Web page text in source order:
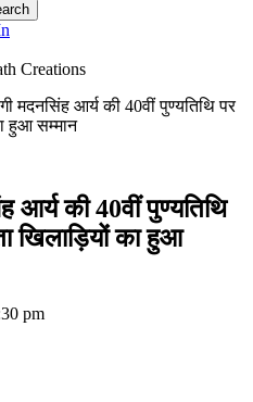
Creations
मदनसिंह आर्य की 40वीं पुण्यतिथि पर
हुआ सम्मान
आर्य की 40वीं पुण्यतिथि
खिलाड़ियों का हुआ
pm